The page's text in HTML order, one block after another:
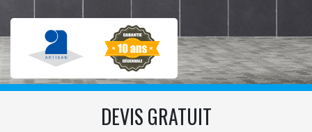
DEVIS GRATUIT